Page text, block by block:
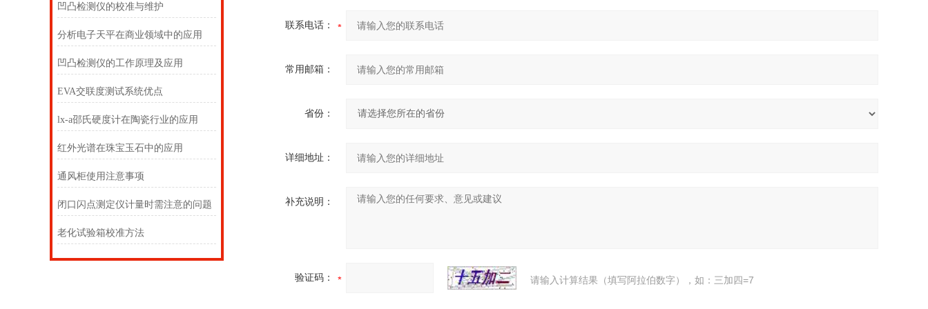
凹凸检测仪的校准与维护
分析电子天平在商业领域中的应用
凹凸检测仪的工作原理及应用
EVA交联度测试系统优点
lx-a邵氏硬度计在陶瓷行业的应用
红外光谱在珠宝玉石中的应用
通风柜使用注意事项
闭口闪点测定仪计量时需注意的问题
老化试验箱校准方法
联系电话：
常用邮箱：
省份：
详细地址：
补充说明：
验证码： 请输入计算结果（填写阿拉伯数字），如：三加四=7